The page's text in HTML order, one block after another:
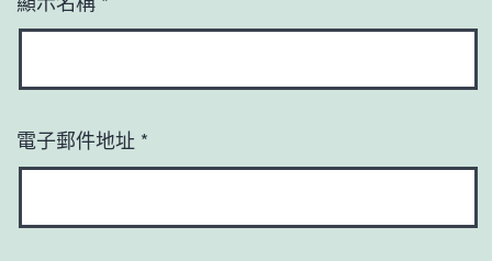
電子郵件地址 *